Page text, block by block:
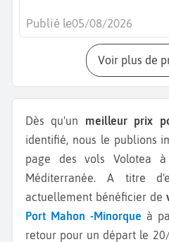
Publié le05/08/2026
Voir plus de
Dès qu'un meilleur prix
identifié, nous le publions
page des vols Volotea
Méditerranée. A titre
actuellement bénéficier de
Port Mahon -Minorque à
retour pour un départ le